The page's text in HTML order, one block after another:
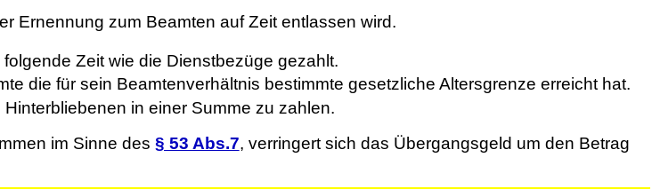
Ernennung zum Beamten auf Zeit entlassen wird.
Zeit wie die Dienstbezüge gezahlt.
die für sein Beamtenverhältnis bestimmte gesetzliche Altersgrenze erreicht hat.
in einer Summe zu zahlen.
im Sinne des § 53 Abs.7, verringert sich das Übergangsgeld um den Betrag